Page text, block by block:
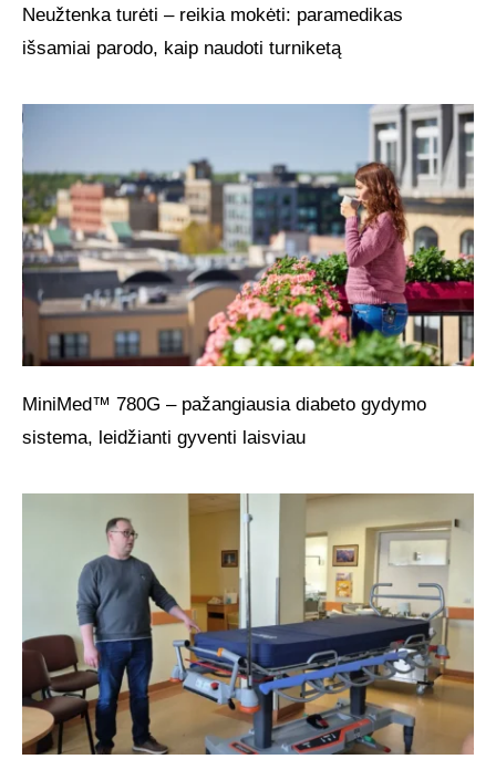
Neužtenka turėti – reikia mokėti: paramedikas
išsamiai parodo, kaip naudoti turniketą
MiniMed™ 780G – pažangiausia diabeto gydymo
sistema, leidžianti gyventi laisviau